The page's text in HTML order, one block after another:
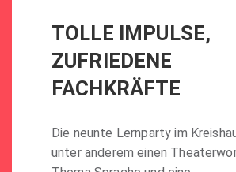
TOLLE IMPULSE,
ZUFRIEDENE
FACHKRÄFTE
Die neunte Lernparty im
unter anderem einen